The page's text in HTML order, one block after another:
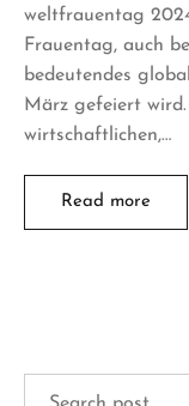
weltfrauentag
Frauentag, auch
bedeutendes
März gefeiert
wirtschaftlichen,…
Read more